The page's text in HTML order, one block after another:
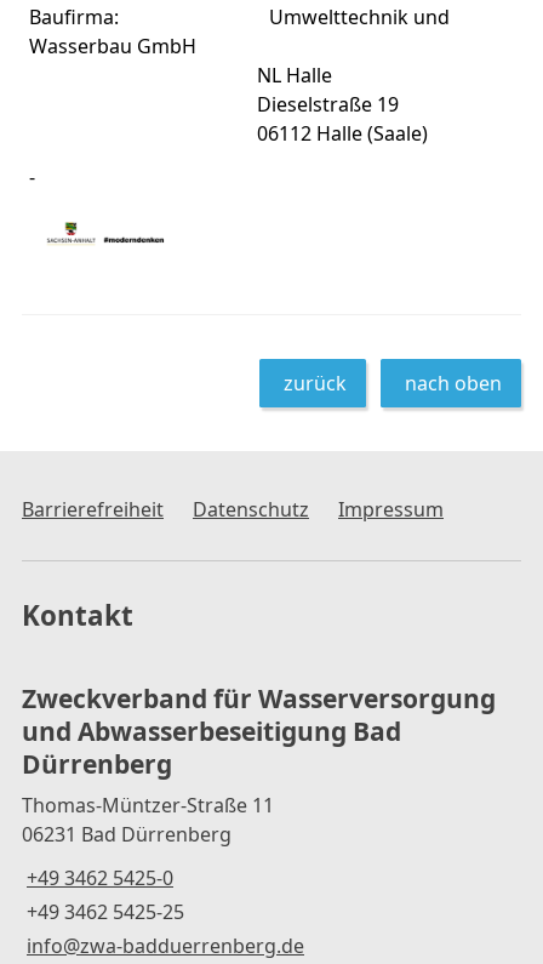
Baufirma: Umwelttechnik und
Wasserbau GmbH
NL Halle
Dieselstraße 19
06112 Halle (Saale)
-
zurück nach oben
Barrierefreiheit Datenschutz Impressum
Kontakt
Zweckverband für Wasserversorgung
und Abwasserbeseitigung Bad
Dürrenberg
Thomas-Müntzer-Straße 11
06231 Bad Dürrenberg
+49 3462 5425-0
+49 3462 5425-25
info@zwa-badduerrenberg.de